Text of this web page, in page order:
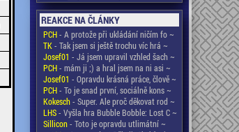
REAKCE NA ČLÁNKY
PCH- A protože při ukládání ničím fo ~
TK- Tak jsem si ještě trochu víc hrá ~
Josef01 - Já jsem upravil vzhled šach ~
PCH- mám ji ;) a hral jsem na ni asi ~
Josef01 - Opravdu krásná práce, člově ~
PCH- To je snad první, sociálně kons ~
Kokesch- Super. Ale proč děkovat rod ~
LHS- Vyšla hra Bubble Bobble: Lost C ~
Sillicon- Toto je opravdu utlimátní ~